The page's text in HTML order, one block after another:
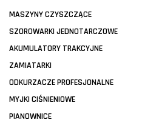
MASZYNY CZYSZCZĄCE
SZOROWARKI JEDNOTARCZOWE
AKUMULATORY TRAKCYJNE
ZAMIATARKI
ODKURZACZE PROFESJONALNE
MYJKI CIŚNIENIOWE
PIANOWNICE